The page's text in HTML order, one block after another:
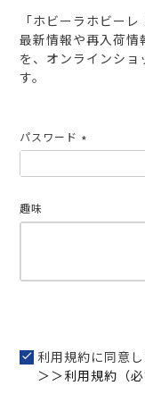
「ホビーラホビー
最新情報や再入荷情
を、オンラインショ
す。
パスワード
須)
趣味
利用規約に同意
＞＞利用規約（